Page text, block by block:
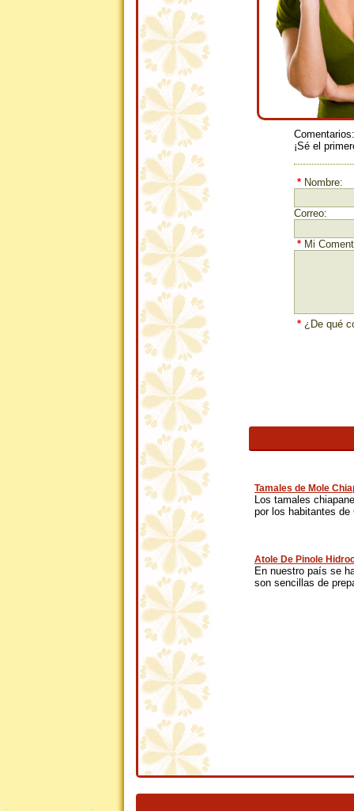
Comentarios:
¡Sé el
* Nombre:
Correo:
* Mi
* ¿De qué
Tamales de Mole
Los tamales
por los habitantes de
Atole De Pinole
En nuestro país se
son sencillas de